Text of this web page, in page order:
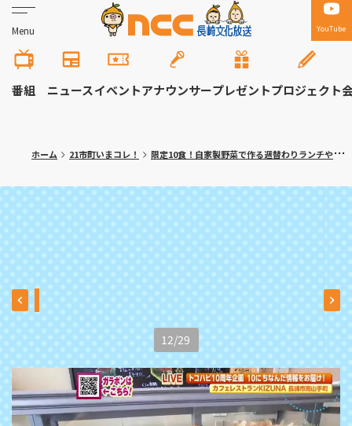
Menu YouTube
番組 ニュースイベントアナウンサープレゼントプロジェクト
ホーム 21市町いまコレ！ 限定10食！自家製野菜で作る週替わりランチや多彩なスイーツ 長崎市「カフェレストランＫＩＺＵＮＡ」
12/29